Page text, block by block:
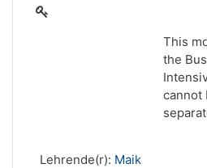
This
the
cannot
Lehrende(r): Maik